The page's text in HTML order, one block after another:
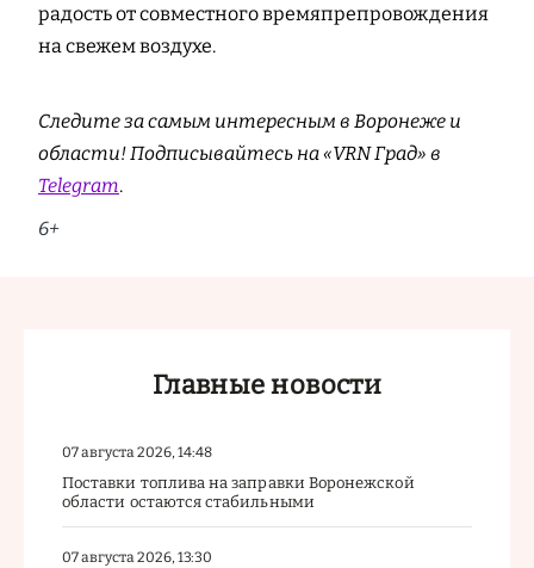
радость от совместного времяпрепровождения
на свежем воздухе.
Следите за самым интересным в Воронеже и
области! Подписывайтесь на «VRN Град» в
Telegram.
6+
Главные новости
07 августа 2026, 14:48
Поставки топлива на заправки Воронежской
области остаются стабильными
07 августа 2026, 13:30